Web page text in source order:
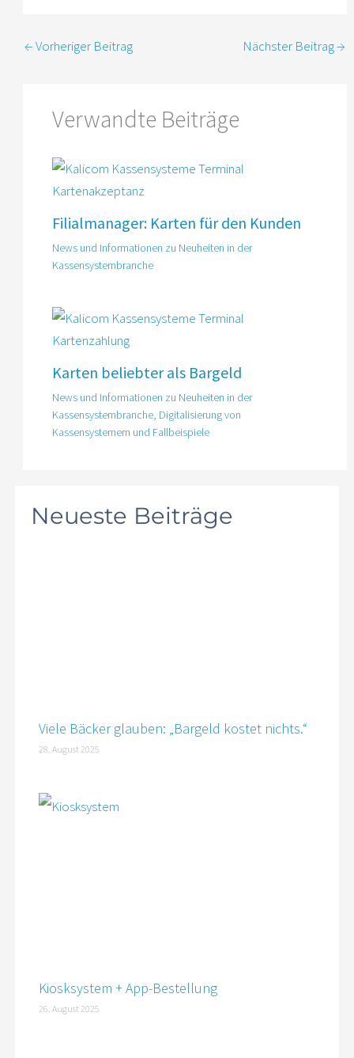
←Vorheriger Beitrag Nächster Beitrag→
Verwandte Beiträge
Filialmanager: Karten für den Kunden
News und Informationen zu Neuheiten in der
Kassensystembranche
Karten beliebter als Bargeld
News und Informationen zu Neuheiten in der
Kassensystembranche, Digitalisierung von
Kassensystemem und Fallbeispiele
Neueste Beiträge
Viele Bäcker glauben: „Bargeld kostet nichts.“
28. August 2025
Kiosksystem + App-Bestellung
26. August 2025